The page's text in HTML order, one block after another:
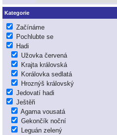
Kategorie
Začínáme
Pochlubte se
Hadi
Užovka červená
Krajta královská
Korálovka sedlatá
Hroznýš královský
Jedovatí hadi
Ještěři
Agama vousatá
Gekončík noční
Leguán zelený